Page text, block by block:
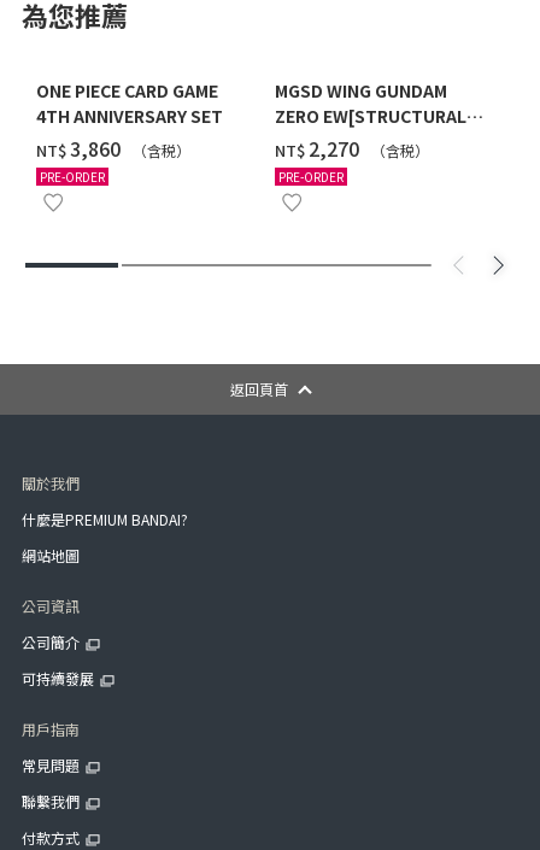
為您推薦
ONE PIECE CARD GAME
4TH ANNIVERSARY SET
NT$‌3,860 （含税）
PRE-ORDER
MGSD WING GUNDAM
ZERO EW[STRUCTURAL
COATING/BLACK] [2026年
12月發送]
NT$ ‌2,270 （含税）
PRE-ORDER
返回頁首
關於我們
什麼是PREMIUM BANDAI?
網站地圖
公司資訊
公司簡介
可持續發展
用戶指南
常見問題
聯繫我們
付款方式